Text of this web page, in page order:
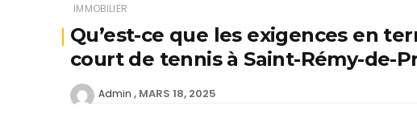
IMMOBILIER
Qu’est-ce que les exigences en
court de tennis à Saint-Rémy-de-
Admin MARS 18, 2025